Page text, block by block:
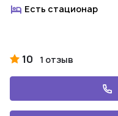
Есть стационар
10 1 отзыв